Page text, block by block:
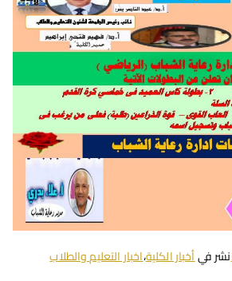
نشر فيأخبار الكلية،اخبار التعليم والطلاب